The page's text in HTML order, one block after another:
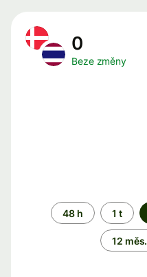
0
Beze změny
Časové
období
48 h 1 t
12 měs.